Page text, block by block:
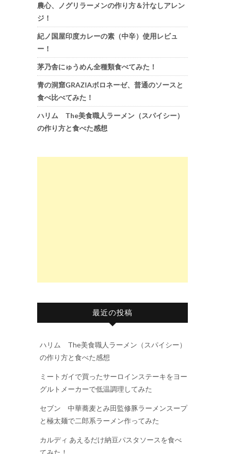
農心、ノグリラーメンの作り方＆汁なしアレン
ジ！
紀ノ国屋印度カレーの素（中辛）使用レビュ
ー！
茅乃舎にゅうめん全種類食べてみた！
青の洞窟GRAZIAボロネーゼ、普通のソースと
食べ比べてみた！
ハリム The美食職人ラーメン（スパイシー）
の作り方と食べた感想
最近の投稿
ハリム The美食職人ラーメン（スパイシー）
の作り方と食べた感想
ミートガイで買ったサーロインステーキをヨー
グルトメーカーで低温調理してみた
セブン 中華蕎麦とみ田監修豚ラーメンスープ
と極太麺で二郎系ラーメン作ってみた
カルディ あえるだけ納豆パスタソースを食べ
てみた！